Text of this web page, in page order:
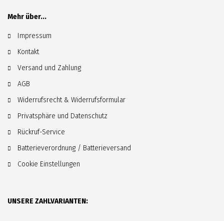
Mehr über...
Impressum
Kontakt
Versand und Zahlung
AGB
Widerrufsrecht & Widerrufsformular
Privatsphäre und Datenschutz
Rückruf-Service
Batterieverordnung / Batterieversand
Cookie Einstellungen
UNSERE ZAHLVARIANTEN: